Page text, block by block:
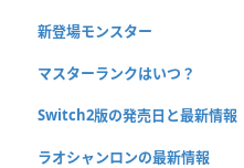
新登場モンスター
マスターランクはいつ？
Switch2版の発売日と最新情報
ラオシャンロンの最新情報